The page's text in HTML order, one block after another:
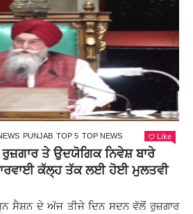
PUNJAB TOP 5 TOP NEWS Like
ਰੁਜ਼ਗਾਰ ਤੇ ਉਦਯੋਗਿਕ ਨਿਵੇਸ਼ ਬਾਰੇ
ਕੱਲ੍ਹ ਤੱਕ ਲਈ ਹੋਈ ਮੁਲਤਵੀ
ਸੈਸ਼ਨ ਦੇ ਅੱਜ ਤੀਜੇ ਦਿਨ ਸਦਨ ਵੱਲੋਂ ਰੁਜ਼ਗਾਰ